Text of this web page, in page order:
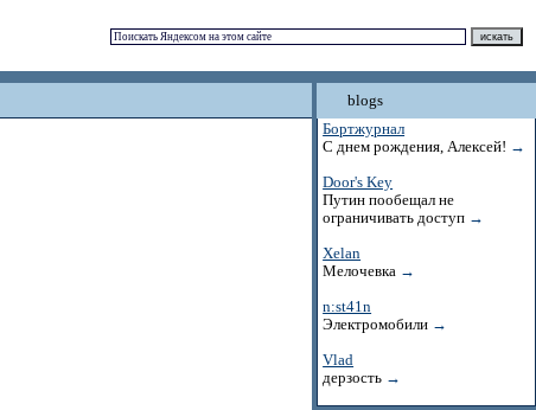
blogs
Бортжурнал
С днем рождения, Алексей! →
Door's Key
Путин пообещал не
ограничивать доступ →
Xelan
Мелочевка →
n:st41n
Электромобили →
Vlad
дерзость →